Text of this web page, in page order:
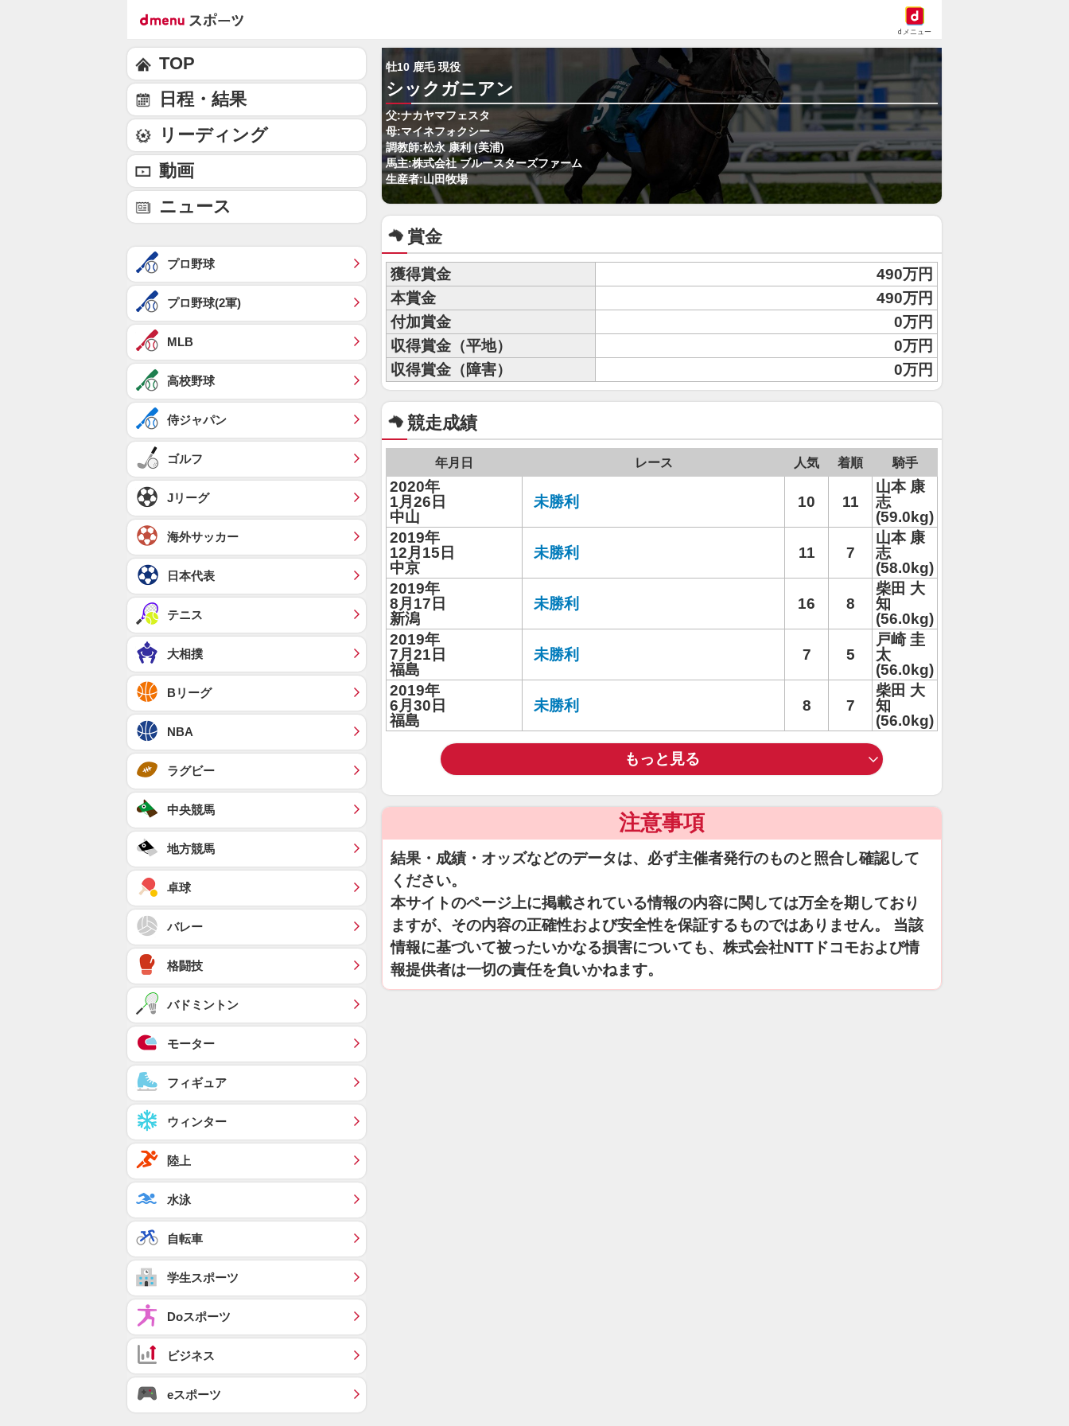
dメニュー
牡10 鹿毛 現役
シックガニアン
父:ナカヤマフェスタ
母:マイネフォクシー
調教師:松永 康利 (美浦)
馬主:株式会社 ブルースターズファーム
生産者:山田牧場
賞金
獲得賞金
490万円
本賞金
490万円
付加賞金
0万円
収得賞金（平地）
0万円
収得賞金（障害）
0万円
競走成績
年月日 レース 人気 着順 騎手
2020年
1月26日
中山
未勝利 10 11
山本 康
志
(59.0kg)
2019年
12月15日
中京
未勝利 11 7
山本 康
志
(58.0kg)
2019年
8月17日
新潟
未勝利 16 8
柴田 大
知
(56.0kg)
2019年
7月21日
福島
未勝利 7 5
戸崎 圭
太
(56.0kg)
2019年
6月30日
福島
未勝利 8 7
柴田 大
知
(56.0kg)
もっと見る
注意事項
結果・成績・オッズなどのデータは、必ず主催者発行のものと照合し確認して
ください。
本サイトのページ上に掲載されている情報の内容に関しては万全を期しており
ますが、その内容の正確性および安全性を保証するものではありません。 当該
情報に基づいて被ったいかなる損害についても、株式会社NTTドコモおよび情
報提供者は一切の責任を負いかねます。
TOP
日程・結果
リーディング
動画
ニュース
プロ野球
プロ野球(2軍)
MLB
高校野球
侍ジャパン
ゴルフ
Jリーグ
海外サッカー
日本代表
テニス
大相撲
Bリーグ
NBA
ラグビー
中央競馬
地方競馬
卓球
バレー
格闘技
バドミントン
モーター
フィギュア
ウィンター
陸上
水泳
自転車
学生スポーツ
Doスポーツ
ビジネス
eスポーツ